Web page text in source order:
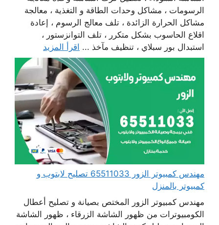
الرسومات ، مشاكل وحدات الطاقة و التغذية ، معالجة
مشاكل الحرارة الزائدة ، تلف معالج الرسوم ، إعادة
اقلاع الحاسوب بشكل متكرر ، تلف التوانزستور ،
استبدال بور سبلاي ، تنظيف مآخذ ... اقرأ المزيد
مهندس كمبيوتر الزور 65511033 تصليح لابتوب و
كمبيوتر بالمنزل
مهندس كمبيوتر الزور المختص بصيانة و تصليح أعطال
الكومبيوترات من ظهور الشاشة الزرقاء ، ظهور الشاشة